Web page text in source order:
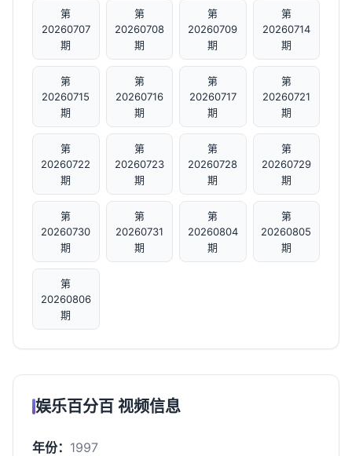
第
20260707
期
第
20260708
期
第
20260709
期
第
20260714
期
第
20260715
期
第
20260716
期
第
20260717
期
第
20260721
期
第
20260722
期
第
20260723
期
第
20260728
期
第
20260729
期
第
20260730
期
第
20260731
期
第
20260804
期
第
20260805
期
第
20260806
期
娱乐百分百 视频信息
年份： 1997